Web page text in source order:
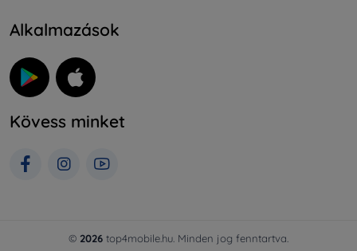
Alkalmazások
Kövess minket
© 2026 top4mobile.hu. Minden jog fenntartva.